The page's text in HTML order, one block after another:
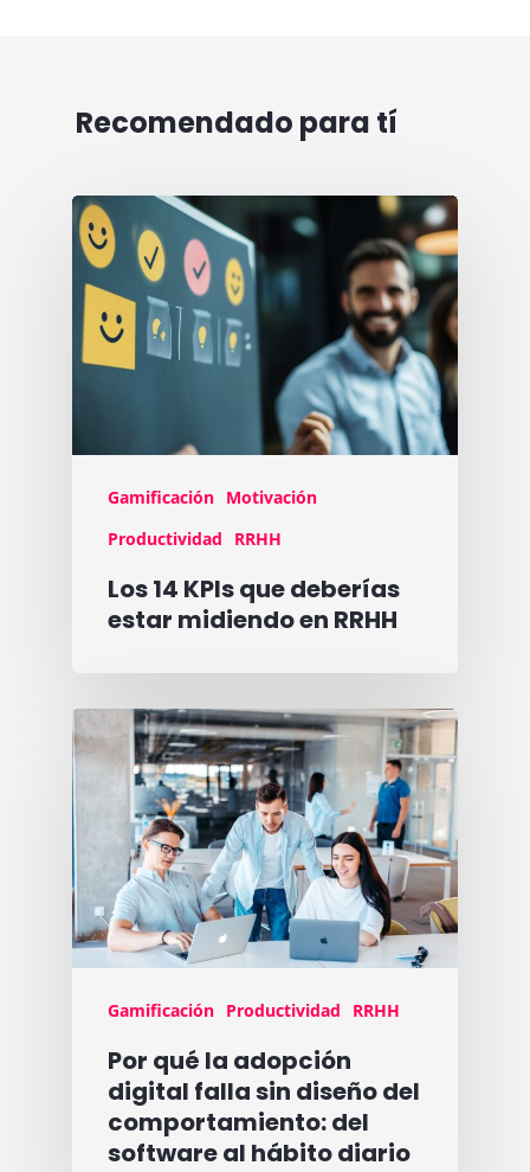
Recomendado para tí
Gamificación Motivación
Productividad
RRHH
Los 14 KPIs que deberías
estar midiendo en RRHH
Gamificación Productividad RRHH
Por qué la adopción
digital falla sin diseño del
comportamiento: del
software al hábito diario